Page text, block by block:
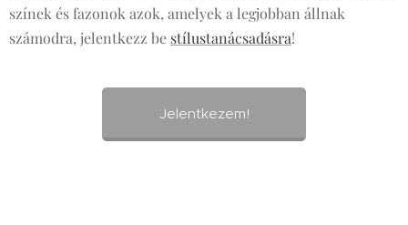
színek és fazonok azok, amelyek a legjobban állnak
számodra, jelentkezz be stílustanácsadásra!
Jelentkezem!